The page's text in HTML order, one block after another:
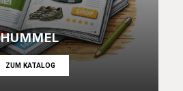
HUMMEL
ZUM KATALOG